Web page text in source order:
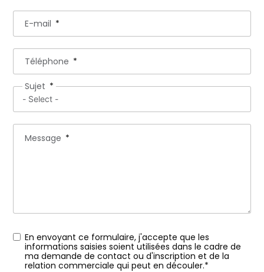
E-mail
Téléphone
Sujet
Message
En envoyant ce formulaire, j'accepte que les
informations saisies soient utilisées dans le cadre de
ma demande de contact ou d'inscription et de la
relation commerciale qui peut en découler.*